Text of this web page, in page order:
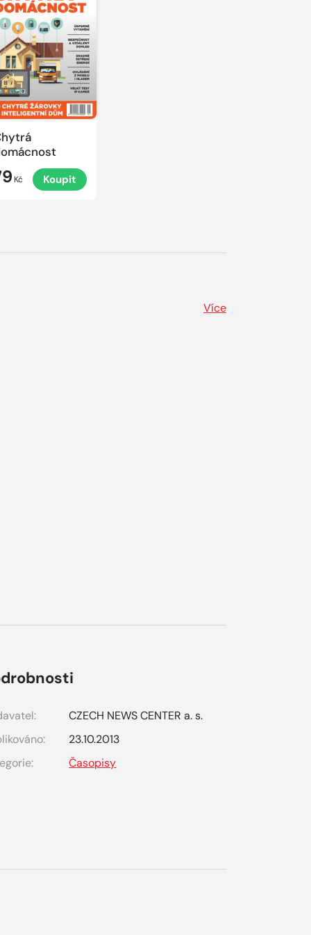
Kč Koupit
Více
CZECH NEWS CENTER a. s.
23.10.2013
Časopisy